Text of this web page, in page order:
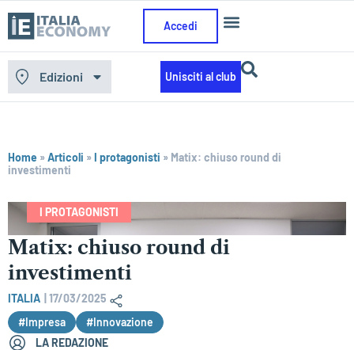
Accedi
Edizioni Unisciti al club
Home »Articoli »I protagonisti » Matix: chiuso round di
investimenti
I PROTAGONISTI
Matix: chiuso round di
investimenti
ITALIA
17/03/2025
#Impresa
#Innovazione
LA REDAZIONE